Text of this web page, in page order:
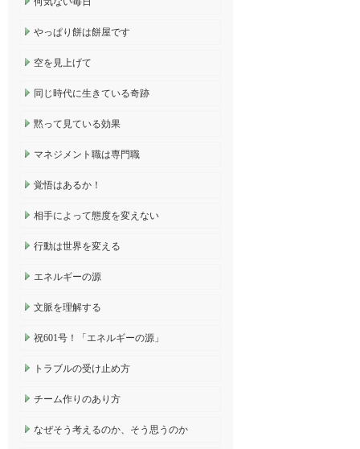
やっぱり餅は餅屋です
空を見上げて
同じ時代に生きている奇跡
黙って見ている効果
マネジメント職は専門職
覚悟はあるか！
相手によって態度を変えない
行動は世界を変える
エネルギーの源
文脈を理解する
祝601号！「エネルギーの源」
トラブルの受け止め方
チーム作りのあり方
なぜそう考えるのか、そう思うのか